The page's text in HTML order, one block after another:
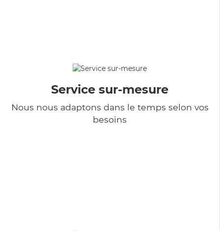
Service sur-mesure
Nous nous adaptons dans le temps selon vos
besoins